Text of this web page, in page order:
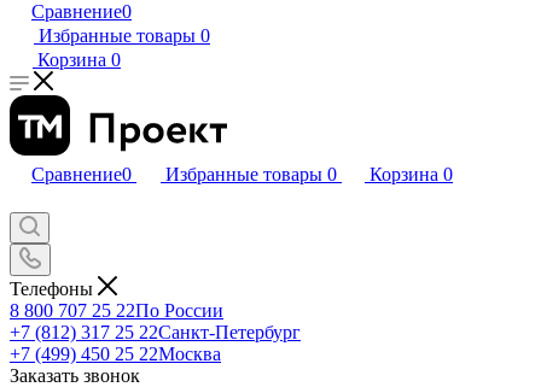
Сравнение0
Избранные товары 0
Корзина 0
Сравнение0 Избранные товары 0 Корзина 0
Телефоны
8 800 707 25 22По России
+7 (812) 317 25 22Санкт-Петербург
+7 (499) 450 25 22Москва
Заказать звонок